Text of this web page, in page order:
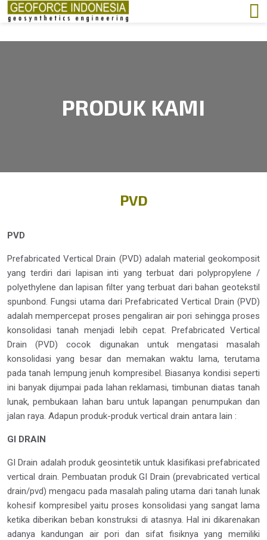
PRODUK KAMI
PVD
PVD
Prefabricated Vertical Drain (PVD) adalah material geokomposit
yang terdiri dari lapisan inti yang terbuat dari polypropylene /
polyethylene dan lapisan filter yang terbuat dari bahan geotekstil
spunbond. Fungsi utama dari Prefabricated Vertical Drain (PVD)
adalah mempercepat proses pengaliran air pori sehingga proses
konsolidasi tanah menjadi lebih cepat. Prefabricated Vertical
Drain (PVD) cocok digunakan untuk mengatasi masalah
konsolidasi yang besar dan memakan waktu lama, terutama
pada tanah lempung jenuh kompresibel. Biasanya kondisi seperti
ini banyak dijumpai pada lahan reklamasi, timbunan diatas tanah
lunak, pembukaan lahan baru untuk lapangan penumpukan dan
jalan raya. Adapun produk-produk vertical drain antara lain :
GI DRAIN
GI Drain adalah produk geosintetik untuk klasifikasi prefabricated
vertical drain. Pembuatan produk GI Drain (prevabricated vertical
drain/pvd) mengacu pada masalah paling utama dari tanah lunak
kohesif kompresibel yaitu proses konsolidasi yang sangat lama
ketika diberikan beban konstruksi di atasnya. Hal ini dikarenakan
adanya kandungan air pori dan sifat fisiknya yang memiliki